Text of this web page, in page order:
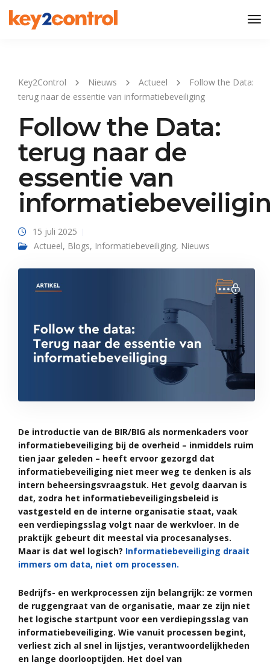
Key2Control Nieuws Actueel
Follow the Data:
terug naar de essentie van informatiebeveiliging
Follow the Data:
terug naar de
essentie van
15 juli 2025
Actueel, Blogs, Informatiebeveiliging, Nieuws
De introductie van de BIR/BIG als normenkaders voor
informatiebeveiliging bij de overheid – inmiddels ruim
tien jaar geleden – heeft ervoor gezorgd dat
informatiebeveiliging niet meer weg te denken is als
intern beheersingsvraagstuk. Het gevolg daarvan is
dat, zodra het informatiebeveiligingsbeleid is
vastgesteld en de interne organisatie staat, vaak
een verdiepingsslag volgt naar de werkvloer. In de
praktijk gebeurt dit meestal via procesanalyses.
Maar is dat wel logisch? Informatiebeveiliging draait
immers om data, niet om processen.
Bedrijfs- en werkprocessen zijn belangrijk: ze vormen
de ruggengraat van de organisatie, maar ze zijn niet
het logische startpunt voor een verdiepingsslag van
informatiebeveiliging. Wie vanuit processen begint,
verliest zich al snel in lijstjes, verantwoordelijkheden
en lange doorlooptijden. Het doel van